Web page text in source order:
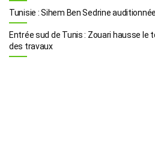
Tunisie : Sihem Ben Sedrine
Entrée sud de Tunis : Zouari hausse le
des travaux